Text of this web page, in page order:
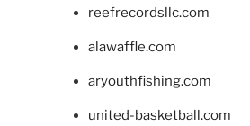
reefrecordsllc.com
alawaffle.com
aryouthfishing.com
united-basketball.com